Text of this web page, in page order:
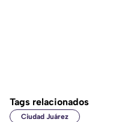
Tags relacionados
Ciudad Juárez